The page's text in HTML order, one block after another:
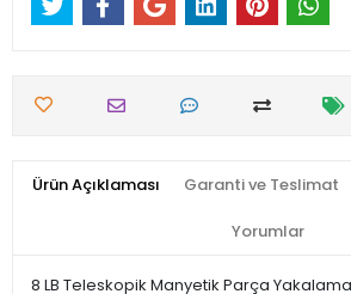
Ürün Açıklaması Garanti ve Teslimat
Yorumlar
8 LB Teleskopik Manyetik Parça